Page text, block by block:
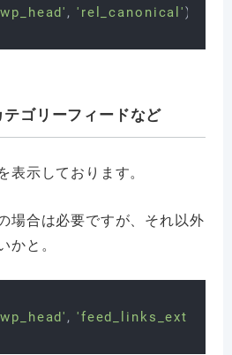
, 'rel_canonical'
ゴリーフィードなど
表示しております。
場合は必要ですが、それ以外
かと。
, 'feed_links_extra'